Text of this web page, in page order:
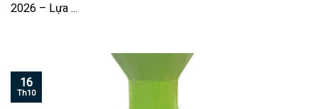
2026 – Lựa ...
16
Th10